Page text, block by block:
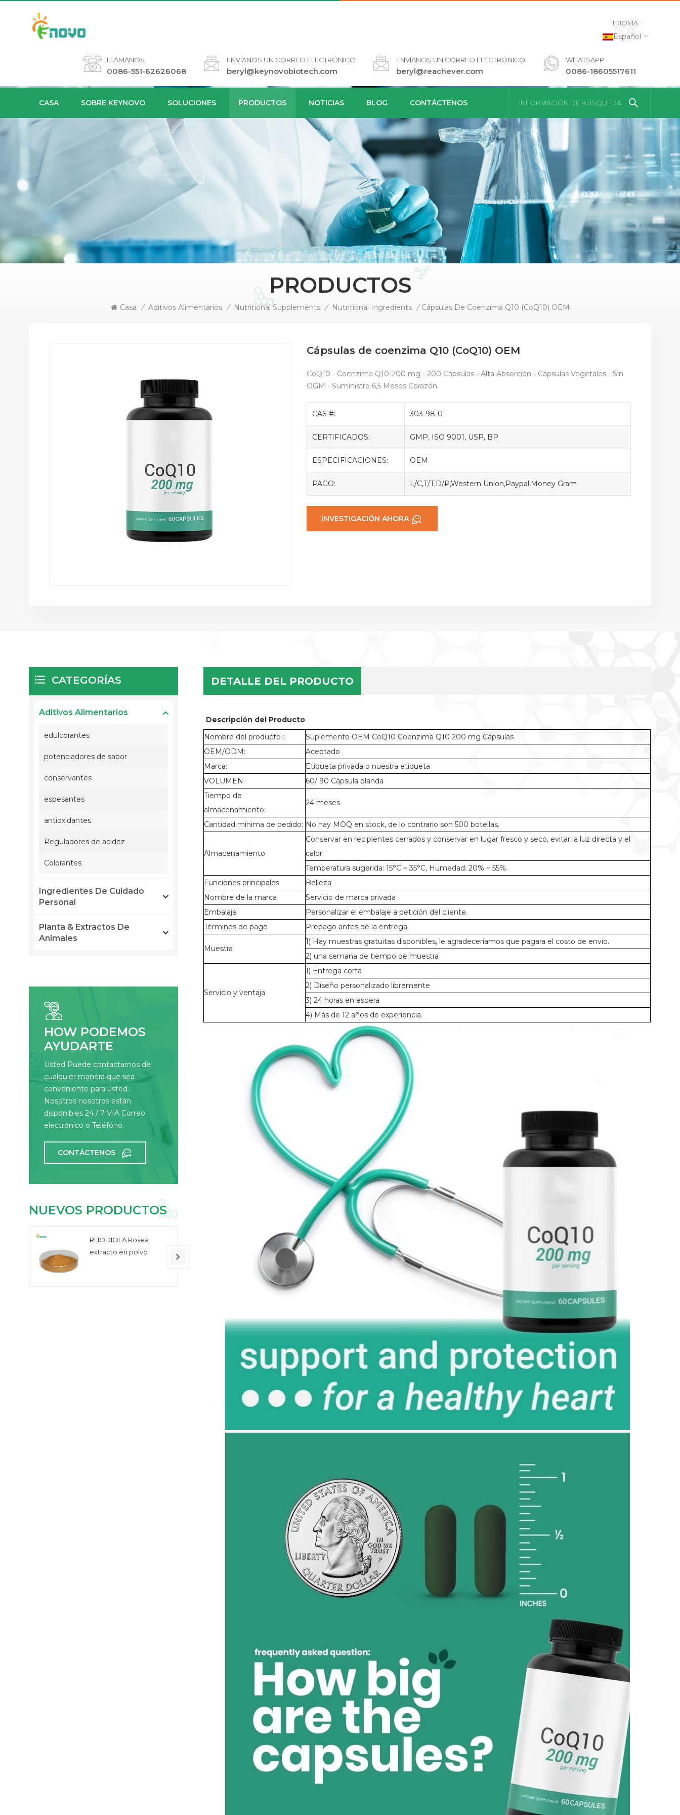
IDIOMA :
Español
LLÁMANOS
0086-551-62626068
ENVÍANOS UN CORREO ELECTRÓNICO
beryl@keynovobiotech.com
ENVÍANOS UN CORREO ELECTRÓNICO
beryl@reachever.com
WHATSAPP
0086-18605517611
CASA SOBRE KEYNOVO SOLUCIONES PRODUCTOS NOTICIAS BLOG CONTÁCTENOS INFORMACIÓN DE BÚSQUEDA
PRODUCTOS
Casa / Aditivos Alimentarios / Nutritional Supplements / Nutritional Ingredients / Cápsulas De Coenzima Q10 (CoQ10) OEM
Cápsulas de coenzima Q10 (CoQ10) OEM
CoQ10 - Coenzima Q10-200 mg - 200 Cápsulas - Alta Absorción - Cápsulas Vegetales - Sin
OGM - Suministro 6,5 Meses Corazón
CAS #: 303-98-0
CERTIFICADOS: GMP, ISO 9001, USP, BP
ESPECIFICACIONES: OEM
PAGO: L/C,T/T,D/P,Western Union,Paypal,Money Gram
INVESTIGACIÓN AHORA
DETALLE DEL PRODUCTO
Descripción del Producto
Nombre del producto :
Suplemento OEM CoQ10 Coenzima Q10 200 mg Cápsulas
OEM/ODM:
Aceptado
Marca:
Etiqueta privada o nuestra etiqueta
VOLUMEN:
60/ 90 Cápsula blanda
Tiempo de
almacenamiento:
24 meses
Cantidad mínima de pedido: No hay MOQ en stock, de lo contrario son 500 botellas.
Almacenamiento
Conservar en recipientes cerrados y conservar en lugar fresco y seco, evitar la luz directa y el
calor.
Temperatura sugerida: 15°C ~ 35°C, Humedad: 20% ~ 55%.
Funciones principales
Belleza
Nombre de la marca
Servicio de marca privada
Embalaje
Personalizar el embalaje a petición del cliente.
Términos de pago
Prepago antes de la entrega.
Muestra
1) Hay muestras gratuitas disponibles, le agradeceríamos que pagara el costo de envío.
2) una semana de tiempo de muestra
Servicio y ventaja
1) Entrega corta
2) Diseño personalizado libremente
3) 24 horas en espera
4) Más de 12 años de experiencia.
CATEGORÍAS
Aditivos Alimentarios
edulcorantes
potenciadores de sabor
conservantes
espesantes
antioxidantes
Reguladores de acidez
Colorantes
Ingredientes De Cuidado
Personal
Planta & Extractos De
Animales
HOW PODEMOS
AYUDARTE
Usted Puede contactarnos de
cualquier manera que sea
conveniente para usted.
Nosotros nosotros están
disponibles 24 / 7 VIA Correo
electrónico o Teléfono.
CONTÁCTENOS
NUEVOS PRODUCTOS
RHODIOLA Rosea
extracto en polvo